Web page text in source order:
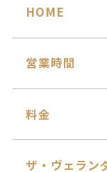
HOME
営業時間
料金
ザ・ヴェラン